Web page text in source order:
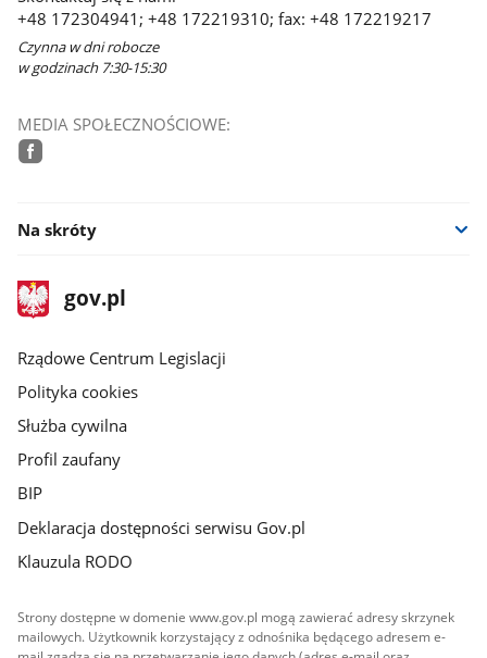
+48 172304941; +48 172219310; fax: +48 172219217
Czynna w dni robocze
w godzinach 7:30-15:30
MEDIA SPOŁECZNOŚCIOWE:
Na skróty
stopka
gov.plStrona
gov.pl
Rządowe Centrum Legislacji
Polityka cookies
Służba cywilna
Profil zaufany
BIP
Deklaracja dostępności serwisu Gov.pl
Klauzula RODO
Strony dostępne w domenie www.gov.pl mogą zawierać adresy skrzynek
mailowych. Użytkownik korzystający z odnośnika będącego adresem e-